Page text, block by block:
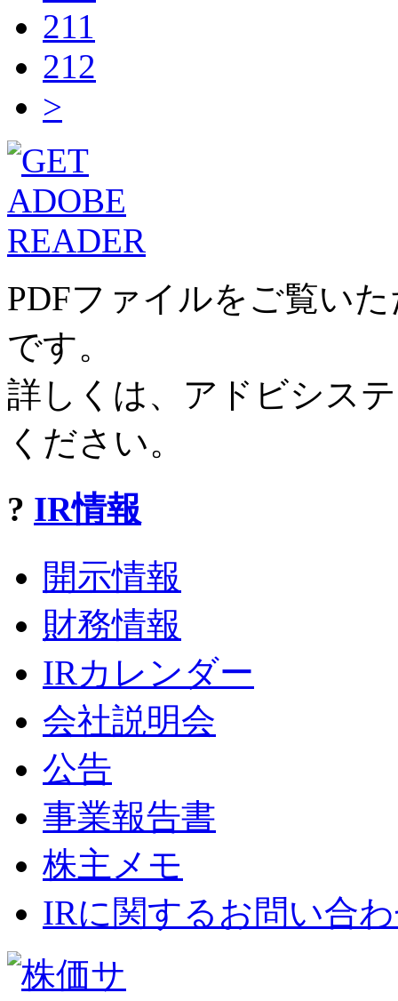
211
212
>
PDFファイルをご覧い
です。
詳しくは、アドビシス
ください。
? IR情報
開示情報
財務情報
IRカレンダー
会社説明会
公告
事業報告書
株主メモ
IRに関するお問い合